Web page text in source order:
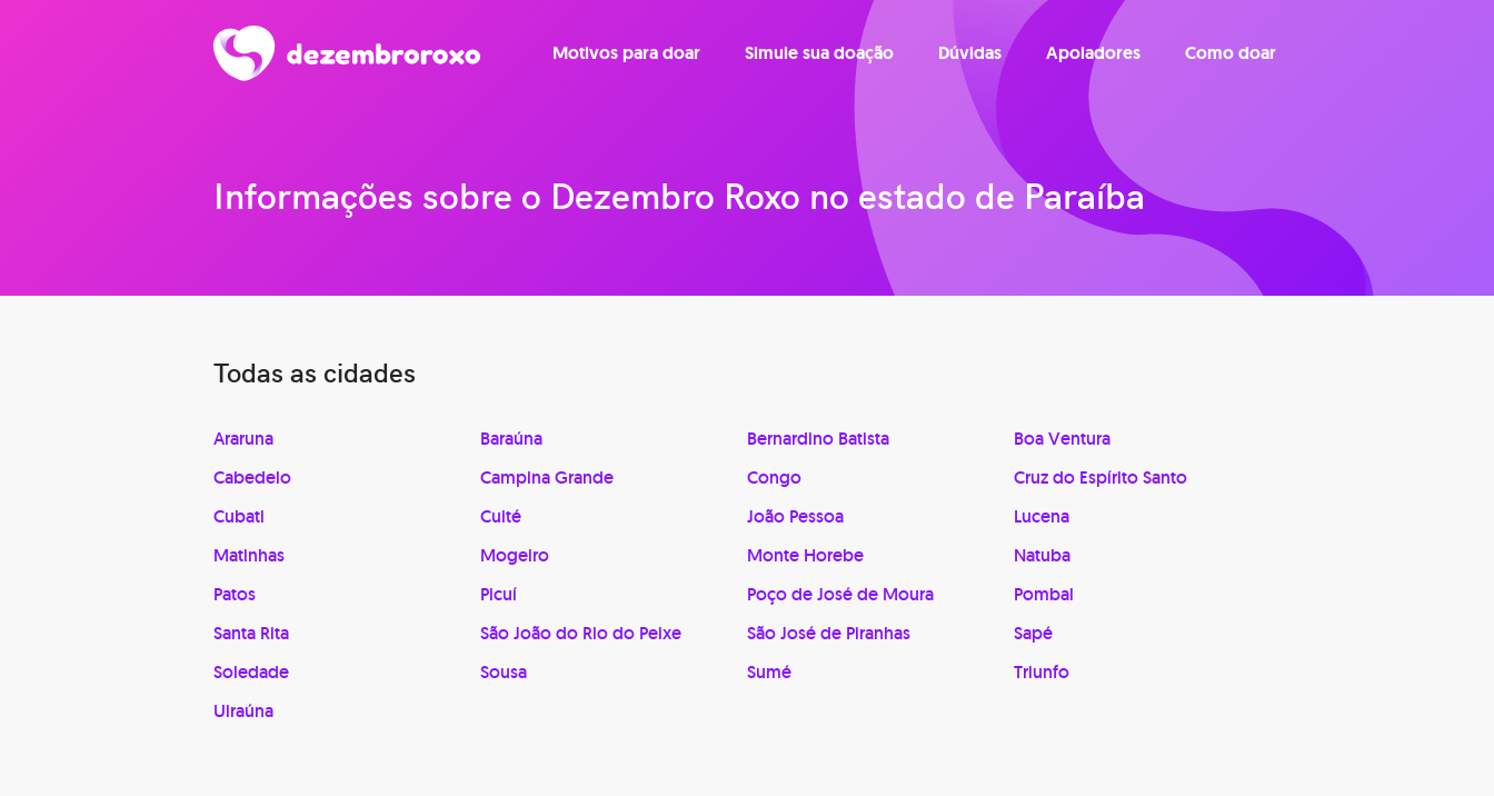
Motivos para doar Simule sua doação Dúvidas Apoiadores Como doar
Informações sobre o Dezembro Roxo no estado de Paraíba
Todas as cidades
Araruna Baraúna Bernardino Batista
Boa Ventura
Cabedelo
Campina Grande Congo
Cruz do Espírito Santo
Cubati
Cuité João Pessoa
Lucena
Matinhas
Mogeiro Monte Horebe
Natuba
Patos
Picuí Poço de José de Moura
Pombal
Santa Rita
São João do Rio do Peixe São José de Piranhas
Sapé
Soledade
Sousa Sumé
Triunfo
Uiraúna